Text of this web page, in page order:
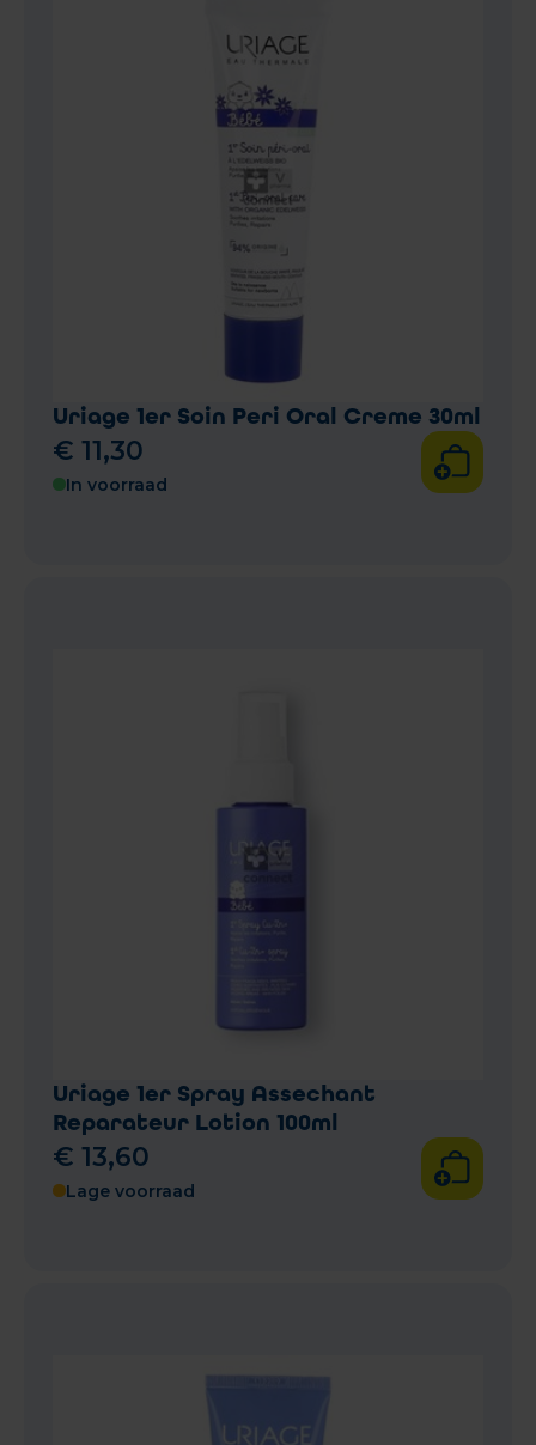
Uriage 1er Soin Peri Oral Creme 30ml
€ 11,30
In voorraad
Uriage 1er Spray Assechant
Reparateur Lotion 100ml
€ 13,60
Lage voorraad